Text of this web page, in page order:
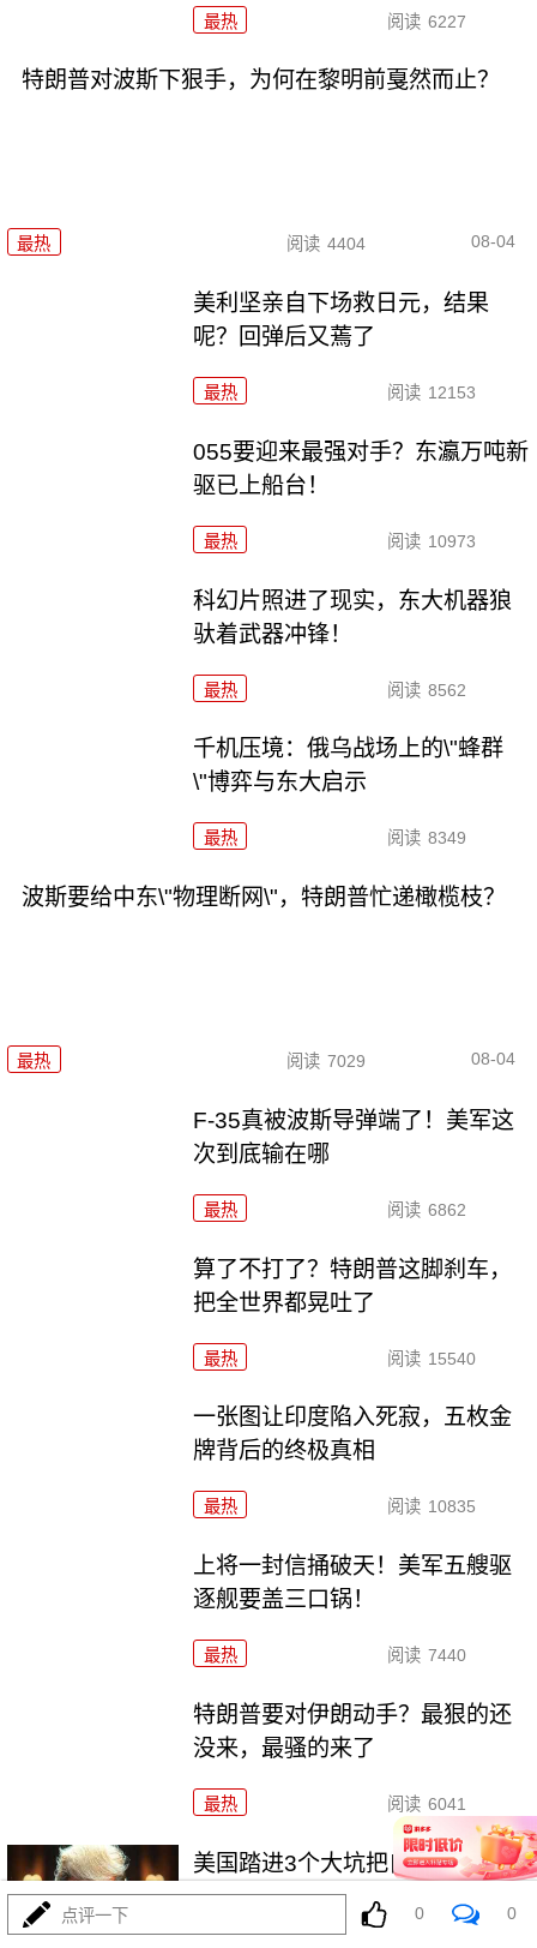
最热 阅读 6227
特朗普对波斯下狠手，为何在黎明前戛然而止？
最热 阅读 4404 08-04
美利坚亲自下场救日元，结果
呢？回弹后又蔫了
最热 阅读 12153
055要迎来最强对手？东瀛万吨新
驱已上船台！
最热 阅读 10973
科幻片照进了现实，东大机器狼
驮着武器冲锋！
最热 阅读 8562
千机压境：俄乌战场上的\"蜂群
\"博弈与东大启示
最热 阅读 8349
波斯要给中东\"物理断网\"，特朗普忙递橄榄枝？
最热 阅读 7029 08-04
F-35真被波斯导弹端了！美军这
次到底输在哪
最热 阅读 6862
算了不打了？特朗普这脚刹车，
把全世界都晃吐了
最热 阅读 15540
一张图让印度陷入死寂，五枚金
牌背后的终极真相
最热 阅读 10835
上将一封信捅破天！美军五艘驱
逐舰要盖三口锅！
最热 阅读 7440
特朗普要对伊朗动手？最狠的还
没来，最骚的来了
最热 阅读 6041
美国踏进3个大坑把自己埋了！恐
怕一个都爬不出
点评一下 0 0